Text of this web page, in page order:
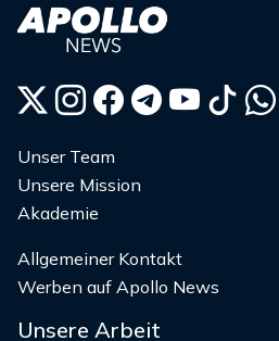
Unser Team
Unsere Mission
Akademie
Allgemeiner Kontakt
Werben auf Apollo News
Unsere Arbeit